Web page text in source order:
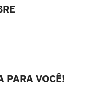
PARA VOCÊ!